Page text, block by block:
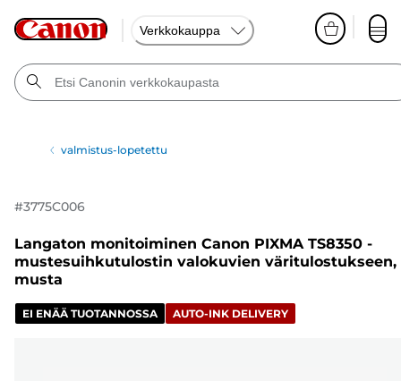
Verkkokauppa
valmistus-lopetettu
#3775C006
Langaton monitoiminen Canon PIXMA TS8350 -
mustesuihkutulostin valokuvien väritulostukseen,
musta
EI ENÄÄ TUOTANNOSSA AUTO-INK DELIVERY